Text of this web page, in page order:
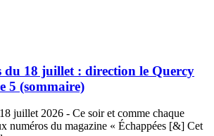
du 18 juillet : direction le Quercy
5 (sommaire)
juillet 2026 - Ce soir et comme chaque
numéros du magazine « Échappées [&] Cet